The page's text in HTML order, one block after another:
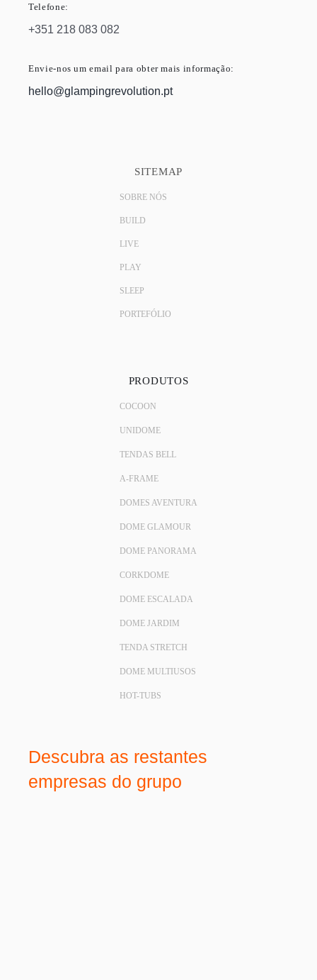
Telefone:
+351 218 083 082
Envie-nos um email para obter mais informação:
hello@glampingrevolution.pt
SITEMAP
SOBRE NÓS
BUILD
LIVE
PLAY
SLEEP
PORTEFÓLIO
PRODUTOS
COCOON
UNIDOME
TENDAS BELL
A-FRAME
DOMES AVENTURA
DOME GLAMOUR
DOME PANORAMA
CORKDOME
DOME ESCALADA
DOME JARDIM
TENDA STRETCH
DOME MULTIUSOS
HOT-TUBS
Descubra as restantes
empresas do grupo